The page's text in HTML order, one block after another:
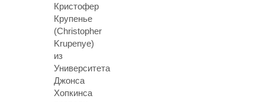
Кристофер
Крупенье
(Christopher
Krupenye)
из
Университета
Джонса
Хопкинса